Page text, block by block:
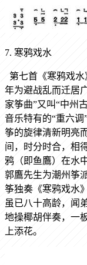
7. 寒鸦戏水
第七首《寒鸦戏水
年为避战乱而迁居
家筝曲”又叫“中州
音乐特有的“重六
筝的旋律清新明亮
间，时分时合，相
鸦（即鱼鷹）在水
郭鷹先生为潮州筝
筝独奏《寒鸦戏水
虽已八十高龄，闻
地操椰胡伴奏，一
上添花。